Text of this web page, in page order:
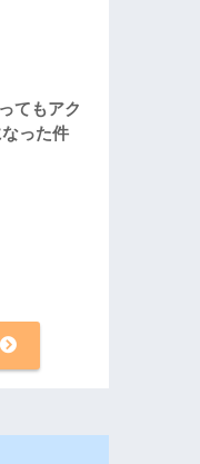
てもアク
なった件